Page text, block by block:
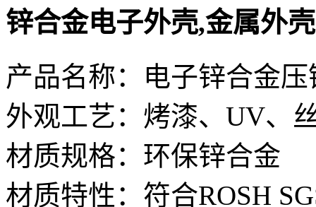
锌合金电子外壳,金属外壳
产品名称：电子锌合金
外观工艺：烤漆、UV、
材质规格：环保锌合金
材质特性：符合ROSH